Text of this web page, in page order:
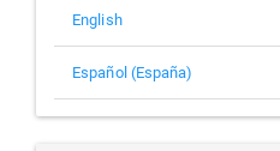
English
Español (España)